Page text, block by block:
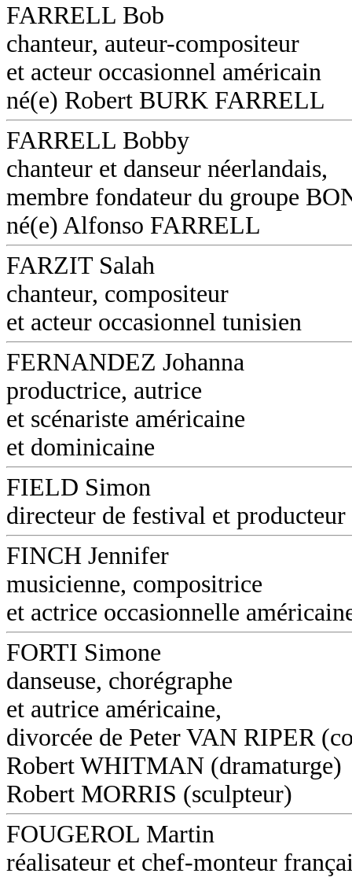
FARRELL Bob
chanteur, auteur-compositeur
et acteur occasionnel américain
né(e) Robert BURK FARRELL
FARRELL Bobby
chanteur et danseur néerlandais,
membre fondateur du groupe
né(e) Alfonso FARRELL
FARZIT Salah
chanteur, compositeur
et acteur occasionnel tunisien
FERNANDEZ Johanna
productrice, autrice
et scénariste américaine
et dominicaine
FIELD Simon
directeur de festival et
FINCH Jennifer
musicienne, compositrice
et actrice occasionnelle
FORTI Simone
danseuse, chorégraphe
et autrice américaine,
divorcée de Peter VAN RIPER
Robert WHITMAN (dramaturge)
Robert MORRIS (sculpteur)
FOUGEROL Martin
réalisateur et chef-monteur